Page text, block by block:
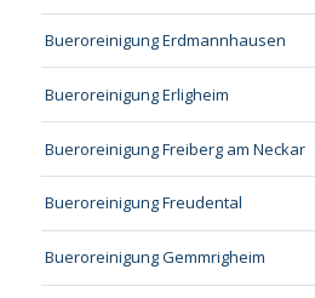
Bueroreinigung Erdmannhausen
Bueroreinigung Erligheim
Bueroreinigung Freiberg am Neckar
Bueroreinigung Freudental
Bueroreinigung Gemmrigheim